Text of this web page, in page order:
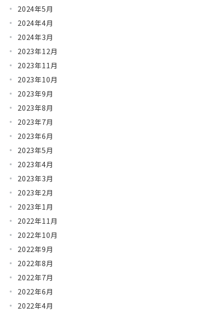
2024年5月
2024年4月
2024年3月
2023年12月
2023年11月
2023年10月
2023年9月
2023年8月
2023年7月
2023年6月
2023年5月
2023年4月
2023年3月
2023年2月
2023年1月
2022年11月
2022年10月
2022年9月
2022年8月
2022年7月
2022年6月
2022年4月